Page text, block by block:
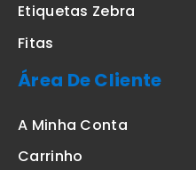
Etiquetas Zebra
Fitas
Área De Cliente
A Minha Conta
Carrinho